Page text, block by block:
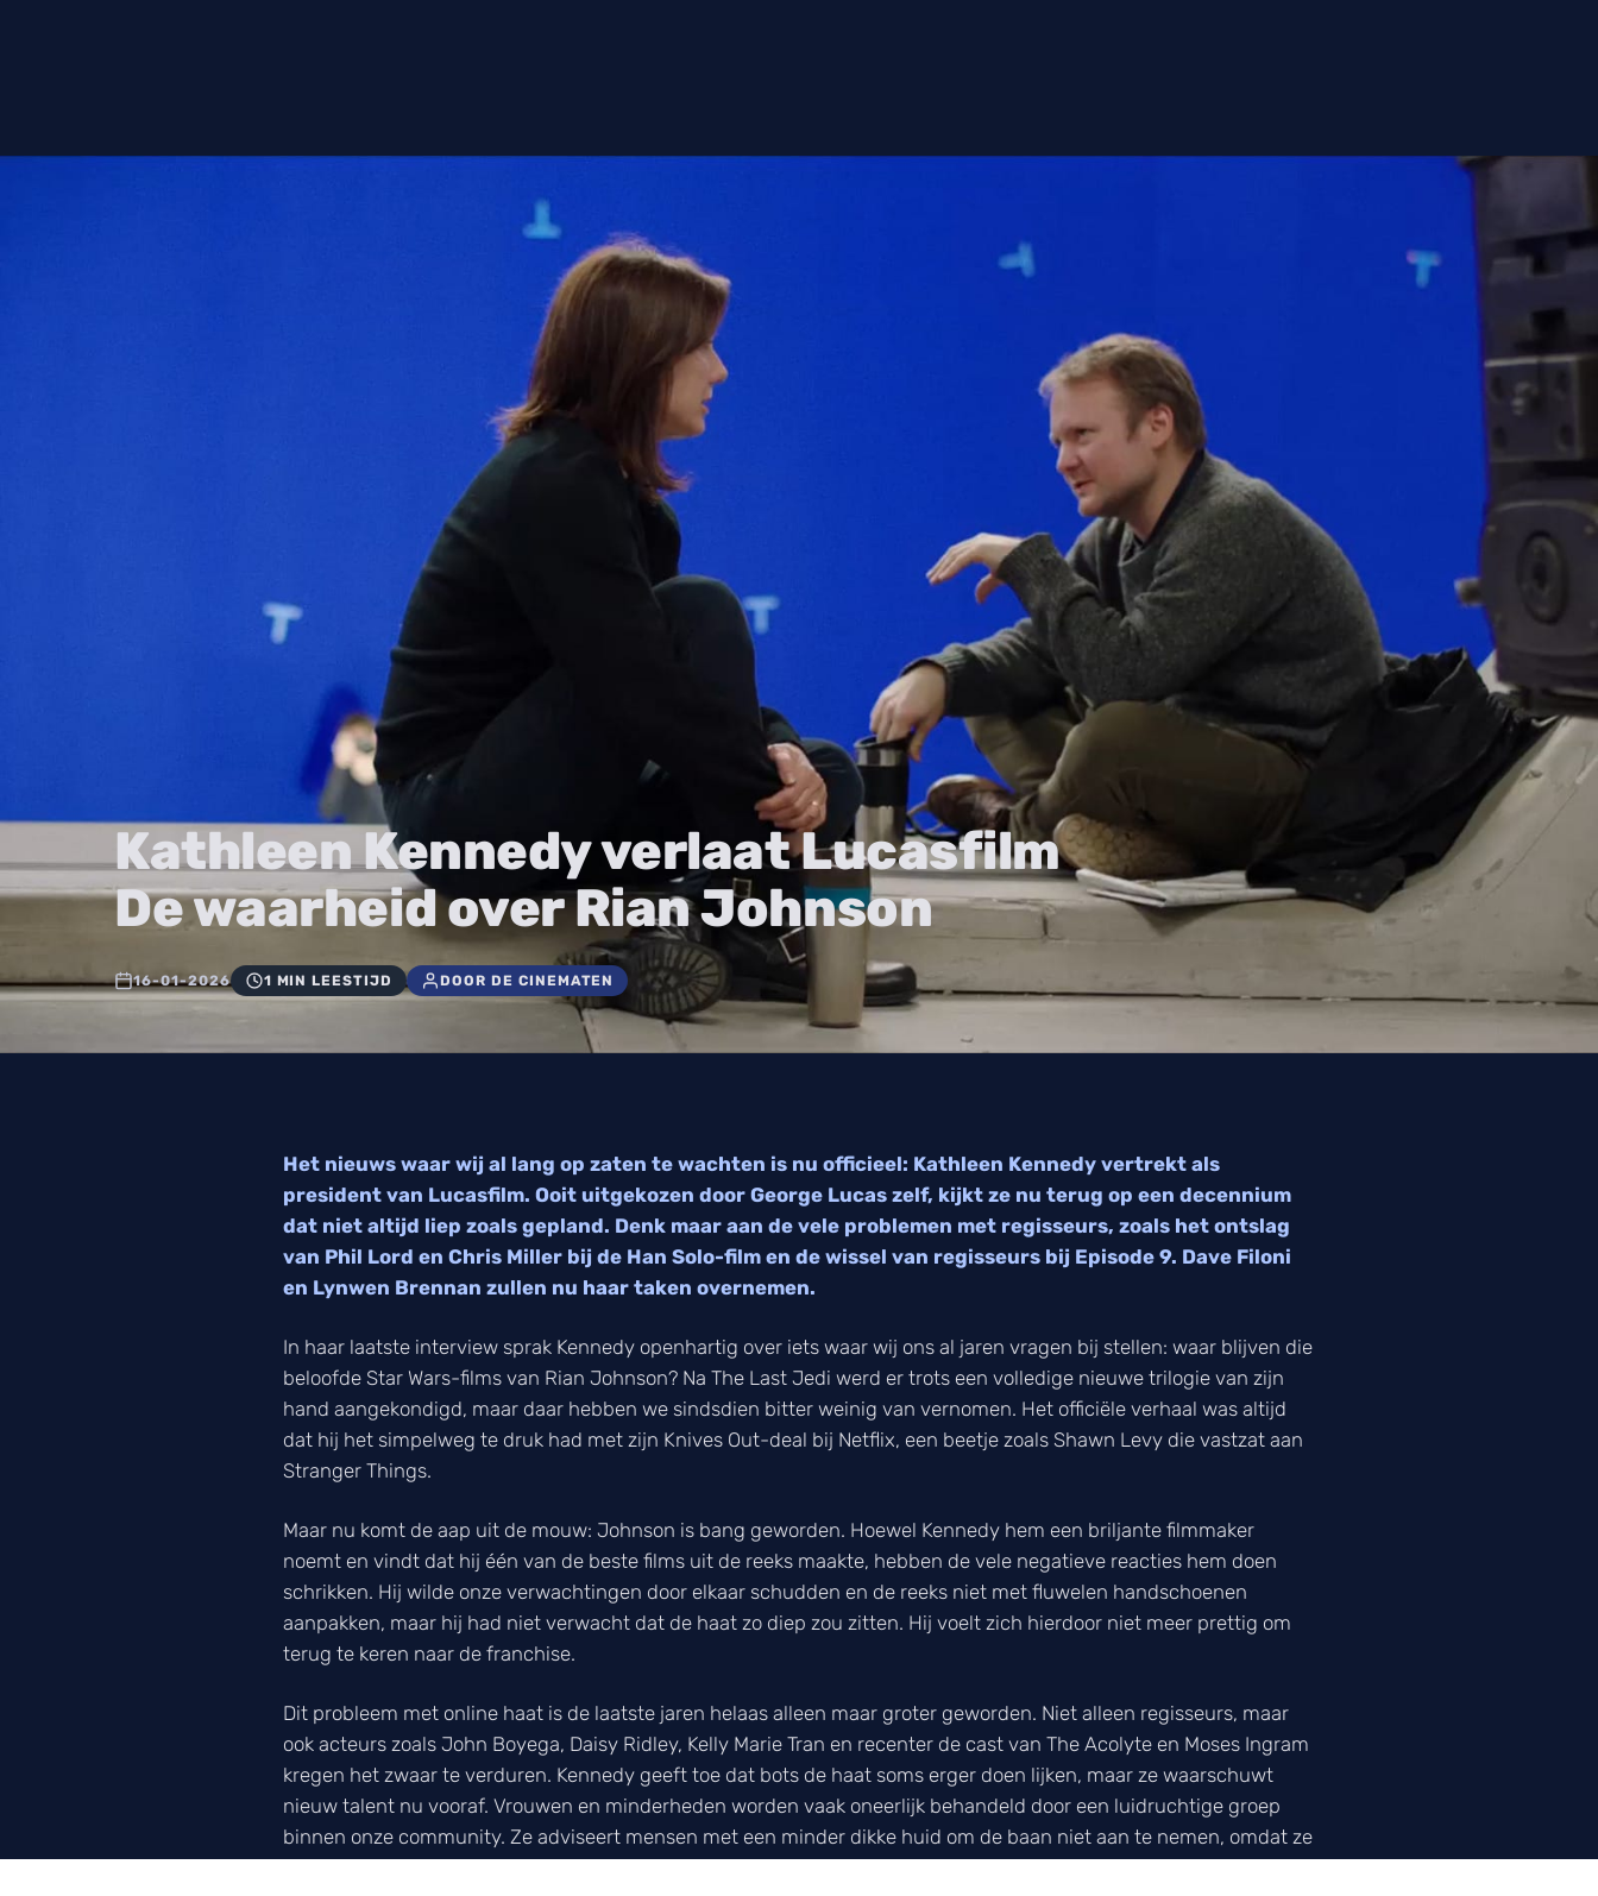
Kathleen Kennedy verlaat Lucasfilm
De waarheid over Rian Johnson
16-01-2026 1 MIN LEESTIJD DOOR DE CINEMATEN
Het nieuws waar wij al lang op zaten te wachten is nu officieel: Kathleen Kennedy vertrekt als
president van Lucasfilm. Ooit uitgekozen door George Lucas zelf, kijkt ze nu terug op een decennium
dat niet altijd liep zoals gepland. Denk maar aan de vele problemen met regisseurs, zoals het ontslag
van Phil Lord en Chris Miller bij de Han Solo-film en de wissel van regisseurs bij Episode 9. Dave Filoni
en Lynwen Brennan zullen nu haar taken overnemen.
In haar laatste interview sprak Kennedy openhartig over iets waar wij ons al jaren vragen bij stellen: waar blijven die
beloofde Star Wars-films van Rian Johnson? Na The Last Jedi werd er trots een volledige nieuwe trilogie van zijn
hand aangekondigd, maar daar hebben we sindsdien bitter weinig van vernomen. Het officiële verhaal was altijd
dat hij het simpelweg te druk had met zijn Knives Out-deal bij Netflix, een beetje zoals Shawn Levy die vastzat aan
Stranger Things.
Maar nu komt de aap uit de mouw: Johnson is bang geworden. Hoewel Kennedy hem een briljante filmmaker
noemt en vindt dat hij één van de beste films uit de reeks maakte, hebben de vele negatieve reacties hem doen
schrikken. Hij wilde onze verwachtingen door elkaar schudden en de reeks niet met fluwelen handschoenen
aanpakken, maar hij had niet verwacht dat de haat zo diep zou zitten. Hij voelt zich hierdoor niet meer prettig om
terug te keren naar de franchise.
Dit probleem met online haat is de laatste jaren helaas alleen maar groter geworden. Niet alleen regisseurs, maar
ook acteurs zoals John Boyega, Daisy Ridley, Kelly Marie Tran en recenter de cast van The Acolyte en Moses Ingram
kregen het zwaar te verduren. Kennedy geeft toe dat bots de haat soms erger doen lijken, maar ze waarschuwt
nieuw talent nu vooraf. Vrouwen en minderheden worden vaak oneerlijk behandeld door een luidruchtige groep
binnen onze community. Ze adviseert mensen met een minder dikke huid om de baan niet aan te nemen, omdat ze